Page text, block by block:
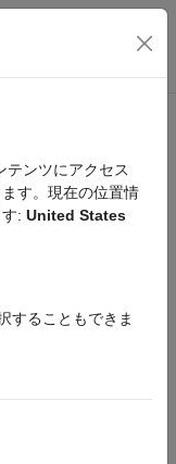
ション メ
テンツにアクセス
す。現在の位置情
: United States
することもできま